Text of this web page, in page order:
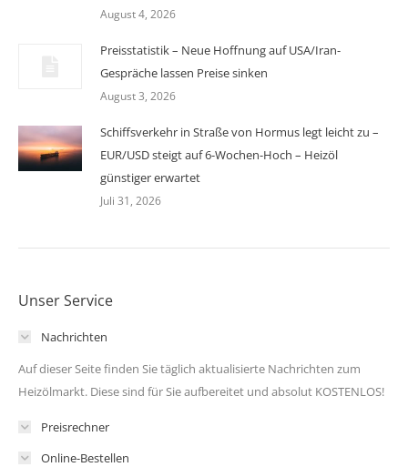
August 4, 2026
Preisstatistik – Neue Hoffnung auf USA/Iran-
Gespräche lassen Preise sinken
August 3, 2026
Schiffsverkehr in Straße von Hormus legt leicht zu –
EUR/USD steigt auf 6-Wochen-Hoch – Heizöl
günstiger erwartet
Juli 31, 2026
Unser Service
Nachrichten
Auf dieser Seite finden Sie täglich aktualisierte Nachrichten zum
Heizölmarkt. Diese sind für Sie aufbereitet und absolut KOSTENLOS!
Preisrechner
Online-Bestellen